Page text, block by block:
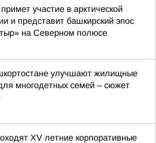
участие в арктической
и представит башкирский эпос
на Северном полюсе
улучшают жилищные
многодетных семей – сюжет
XV летние корпоративные